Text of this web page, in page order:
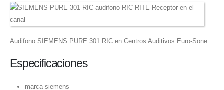
Audifono SIEMENS PURE 301 RIC en Centros Auditivos Euro-Sone.
Especificaciones
marca siemens